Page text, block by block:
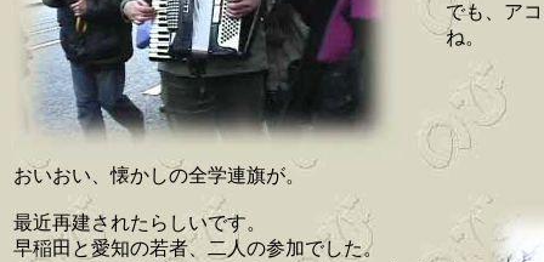
でも、ア
ね。
おいおい、懐かしの全学連旗が。
最近再建されたらしいです。
早稲田と愛知の若者、二人の参加でした。